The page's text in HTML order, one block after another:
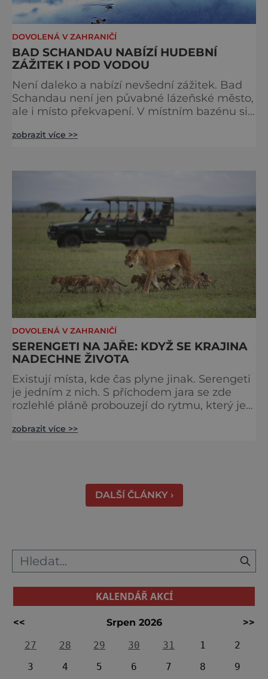
DOVOLENÁ V ZAHRANIČÍ
BAD SCHANDAU NABÍZÍ HUDEBNÍ
ZÁŽITEK I POD VODOU
Není daleko a nabízí nevšední zážitek. Bad
Schandau není jen půvabné lázeňské město,
ale i místo překvapení. V místním bazénu si
vodě. Nádherně osvěžující místo leží jen 8
zobrazit více >>
DOVOLENÁ V ZAHRANIČÍ
SERENGETI NA JAŘE: KDYŽ SE KRAJINA
NADECHNE ŽIVOTA
Existují místa, kde čas plyne jinak. Serengeti
je jedním z nich. S příchodem jara se zde
rozlehlé pláně probouzejí do rytmu, který je
tráva svěží a horizont nekonečný. A právě v
shromažďují statisíce zvířat. Více než 1,5
milionu pakoňů, dop
zobrazit více >>
DALŠÍ ČLÁNKY ›
KALENDÁŘ AKCÍ
<< Srpen 2026
>>
27
28 29 30 31 1
2
3
4 5 6 7 8
9